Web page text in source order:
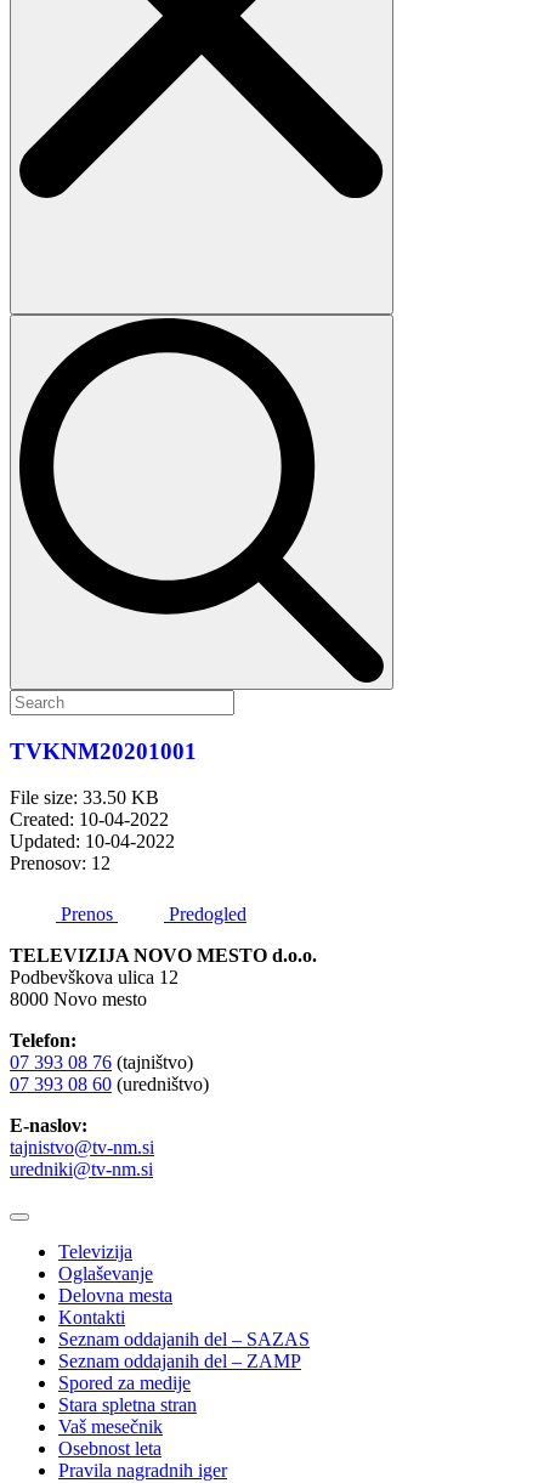
TVKNM20201001
File size: 33.50 KB
Created: 10-04-2022
Updated: 10-04-2022
Prenosov: 12
Prenos
Predogled
TELEVIZIJA NOVO MESTO d.o.o.
Podbevškova ulica 12
8000 Novo mesto
Telefon:
07 393 08 76 (tajništvo)
07 393 08 60 (uredništvo)
E-naslov:
tajnistvo@tv-nm.si
uredniki@tv-nm.si
Televizija
Oglaševanje
Delovna mesta
Kontakti
Seznam oddajanih del – SAZAS
Seznam oddajanih del – ZAMP
Spored za medije
Stara spletna stran
Vaš mesečnik
Osebnost leta
Pravila nagradnih iger